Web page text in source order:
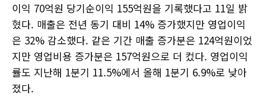
이익 70억원 당기순이익 155억원을 기록했다고 11일 밝
혔다. 매출은 전년 동기 대비 14% 증가했지만 영업이익
은 32% 감소했다. 같은 기간 매출 증가분은 124억원이었
지만 영업비용 증가분은 157억원으로 더 컸다. 영업이익
률도 지난해 1분기 11.5%에서 올해 1분기 6.9%로 낮아
졌다.